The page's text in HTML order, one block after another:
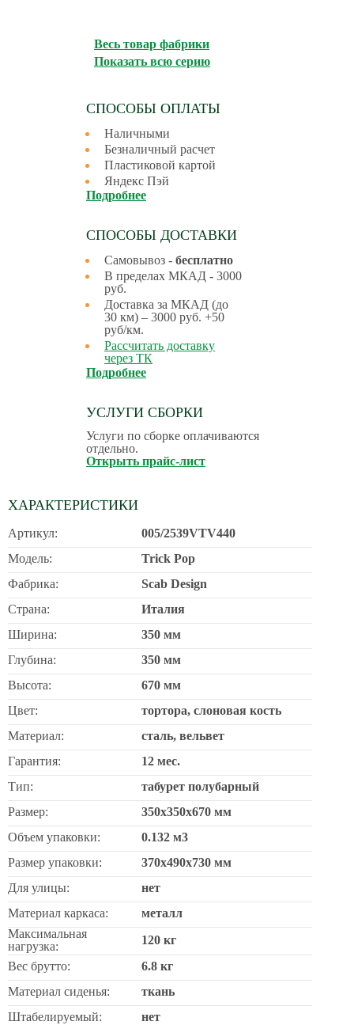
Весь товар фабрики
Показать всю серию
СПОСОБЫ ОПЛАТЫ
Наличными
Безналичный расчет
Пластиковой картой
Яндекс Пэй
Подробнее
СПОСОБЫ ДОСТАВКИ
Самовывоз - бесплатно
В пределах МКАД - 3000
руб.
Доставка за МКАД (до
30 км) – 3000 руб. +50
руб/км.
Рассчитать доставку
через ТК
Подробнее
УСЛУГИ СБОРКИ
Услуги по сборке оплачиваются
отдельно.
Открыть прайс-лист
ХАРАКТЕРИСТИКИ
Артикул:
005/2539VTV440
Модель:
Trick Pop
Фабрика:
Scab Design
Страна:
Италия
Ширина:
350 мм
Глубина:
350 мм
Высота:
670 мм
Цвет:
тортора, слоновая кость
Материал:
сталь, вельвет
Гарантия:
12 мес.
Тип:
табурет полубарный
Размер:
350х350х670 мм
Объем упаковки:
0.132 м3
Размер упаковки:
370х490х730 мм
Для улицы:
нет
Материал каркаса:
металл
Максимальная
нагрузка:
120 кг
Вес брутто:
6.8 кг
Материал сиденья:
ткань
Штабелируемый:
нет